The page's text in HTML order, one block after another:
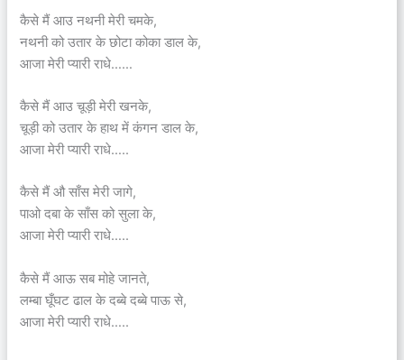
कैसे मैं आउ नथनी मेरी चमके,
नथनी को उतार के छोटा कोका डाल के,
आजा मेरी प्यारी राधे……
कैसे मैं आउ चूड़ी मेरी खनके,
चूड़ी को उतार के हाथ में कंगन डाल के,
आजा मेरी प्यारी राधे…..
कैसे मैं औ साँस मेरी जागे,
पाओ दबा के साँस को सुला के,
आजा मेरी प्यारी राधे…..
कैसे मैं आऊ सब मोहे जानते,
लम्बा घूँघट ढाल के दब्बे दब्बे पाऊ से,
आजा मेरी प्यारी राधे…..